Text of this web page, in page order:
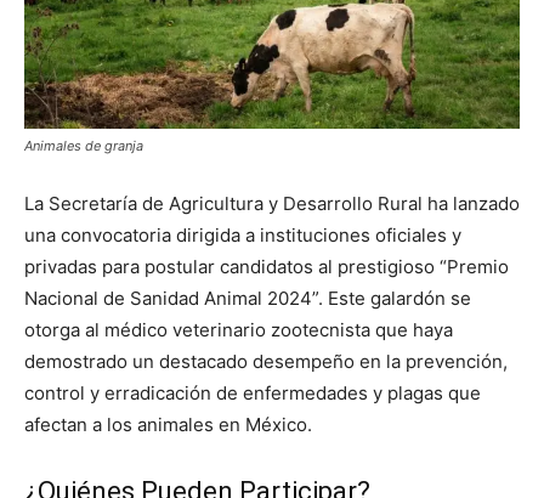
Animales de granja
La Secretaría de Agricultura y Desarrollo Rural ha lanzado
una convocatoria dirigida a instituciones oficiales y
privadas para postular candidatos al prestigioso “Premio
Nacional de Sanidad Animal 2024”. Este galardón se
otorga al médico veterinario zootecnista que haya
demostrado un destacado desempeño en la prevención,
control y erradicación de enfermedades y plagas que
afectan a los animales en México.
¿Quiénes Pueden Participar?